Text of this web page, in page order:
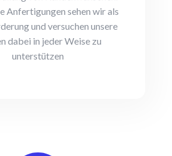
Anfertigungen sehen wir als
und versuchen unsere
dabei in jeder Weise zu
unterstützen